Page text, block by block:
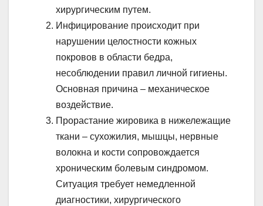
хирургическим путем.
Инфицирование происходит при
нарушении целостности кожных
покровов в области бедра,
несоблюдении правил личной гигиены.
Основная причина – механическое
воздействие.
Прорастание жировика в нижележащие
ткани – сухожилия, мышцы, нервные
волокна и кости сопровождается
хроническим болевым синдромом.
Ситуация требует немедленной
диагностики, хирургического